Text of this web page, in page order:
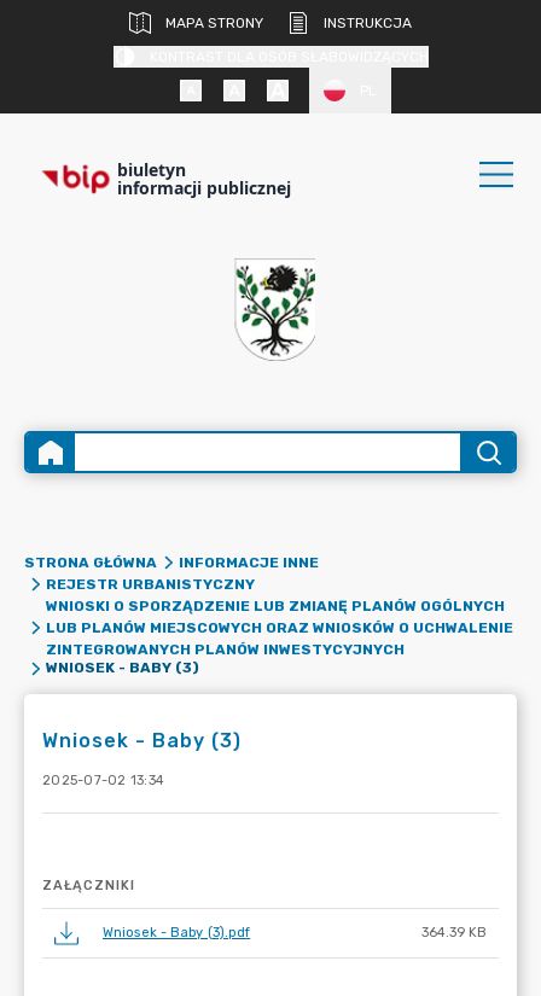
MAPA STRONY
INSTRUKCJA
biuletyn
informacji publicznej
STRONA GŁÓWNA
INFORMACJE INNE
REJESTR URBANISTYCZNY
WNIOSKI O SPORZĄDZENIE LUB ZMIANĘ PLANÓW OGÓLNYCH
LUB PLANÓW MIEJSCOWYCH ORAZ WNIOSKÓW O UCHWALENIE
ZINTEGROWANYCH PLANÓW INWESTYCYJNYCH
WNIOSEK - BABY (3)
Wniosek - Baby (3)
2025-07-02 13:34
ZAŁĄCZNIKI
Wniosek - Baby (3).pdf 364.39 KB